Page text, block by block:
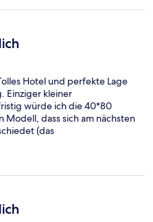
Hotel und perfekte Lage
Einziger kleiner
würde ich die 40*80
Modell, dass sich am nächsten
(das
Bezugs ist zwar hygienisch
ist allerdings "Jammern" auf
betritt :-).